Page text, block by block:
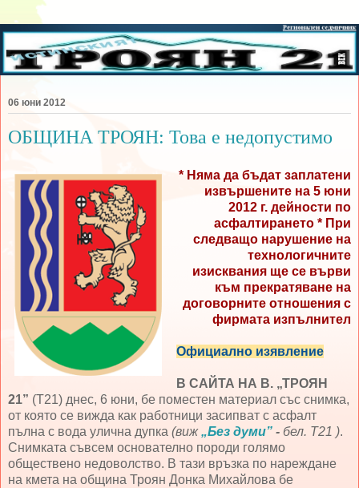
06 юни 2012
ОБЩИНА ТРОЯН: Това е недопустимо
* Няма да бъдат заплатени
извършените на 5 юни
2012 г. дейности по
асфалтирането * При
следващо нарушение на
технологичните
изисквания ще се върви
към прекратяване на
договорните отношения с
фирмата изпълнител
Официално изявление
В САЙТА НА В. „ТРОЯН
21” (Т21) днес, 6 юни, бе поместен материал със снимка,
от която се вижда как работници засипват с асфалт
пълна с вода улична дупка (виж„Без думи” - бел. Т21 ).
Снимката съвсем основателно породи голямо
обществено недоволство. В тази връзка по нареждане
на кмета на община Троян Донка Михайлова бе